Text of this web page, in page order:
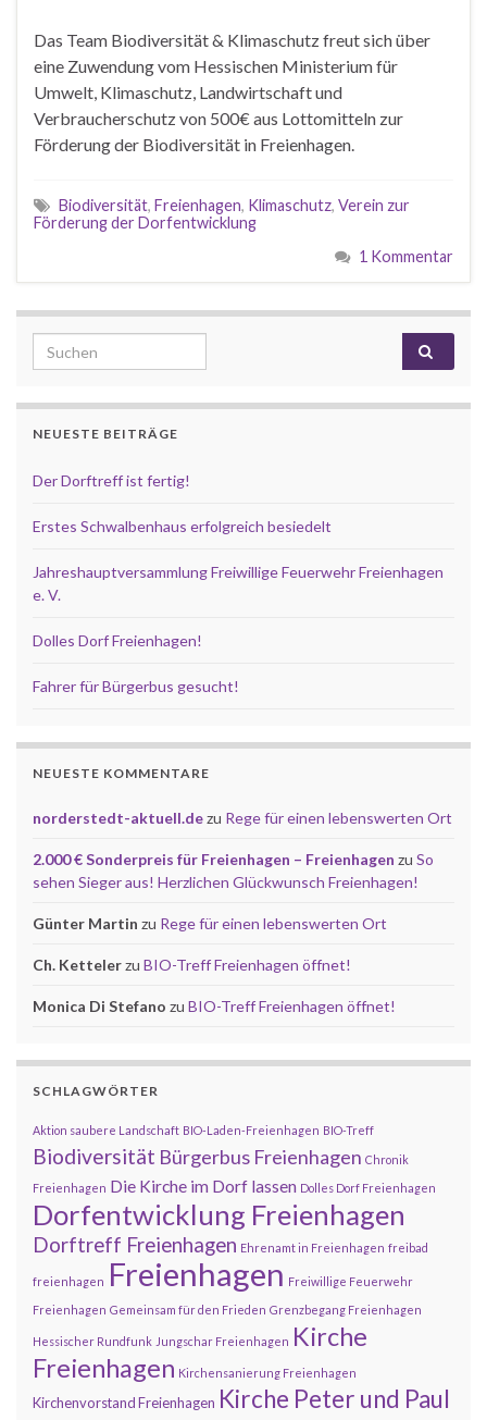
Das Team Biodiversität & Klimaschutz freut sich über
eine Zuwendung vom Hessischen Ministerium für
Umwelt, Klimaschutz, Landwirtschaft und
Verbraucherschutz von 500€ aus Lottomitteln zur
Förderung der Biodiversität in Freienhagen.
Biodiversität, Freienhagen, Klimaschutz, Verein zur
Förderung der Dorfentwicklung
1 Kommentar
Search for:
NEUESTE BEITRÄGE
Der Dorftreff ist fertig!
Erstes Schwalbenhaus erfolgreich besiedelt
Jahreshauptversammlung Freiwillige Feuerwehr Freienhagen
e. V.
Dolles Dorf Freienhagen!
Fahrer für Bürgerbus gesucht!
NEUESTE KOMMENTARE
norderstedt-aktuell.dezu Rege für einen lebenswerten Ort
2.000 € Sonderpreis für Freienhagen – Freienhagen zu So
sehen Sieger aus! Herzlichen Glückwunsch Freienhagen!
Günter Martin zu Rege für einen lebenswerten Ort
Ch. Kettelerzu BIO-Treff Freienhagen öffnet!
Monica Di Stefano zu BIO-Treff Freienhagen öffnet!
SCHLAGWÖRTER
Aktion saubere Landschaft BIO-Laden-Freienhagen BIO-Treff
Biodiversität Bürgerbus Freienhagen Chronik
Freienhagen Die Kirche im Dorf lassen Dolles Dorf Freienhagen
Dorfentwicklung Freienhagen
Dorftreff Freienhagen Ehrenamt in Freienhagen freibad
freienhagen Freienhagen Freiwillige Feuerwehr
Freienhagen Gemeinsam für den Frieden Grenzbegang Freienhagen
Hessischer Rundfunk Jungschar Freienhagen Kirche
Freienhagen Kirchensanierung Freienhagen
Kirchenvorstand Freienhagen Kirche Peter und Paul